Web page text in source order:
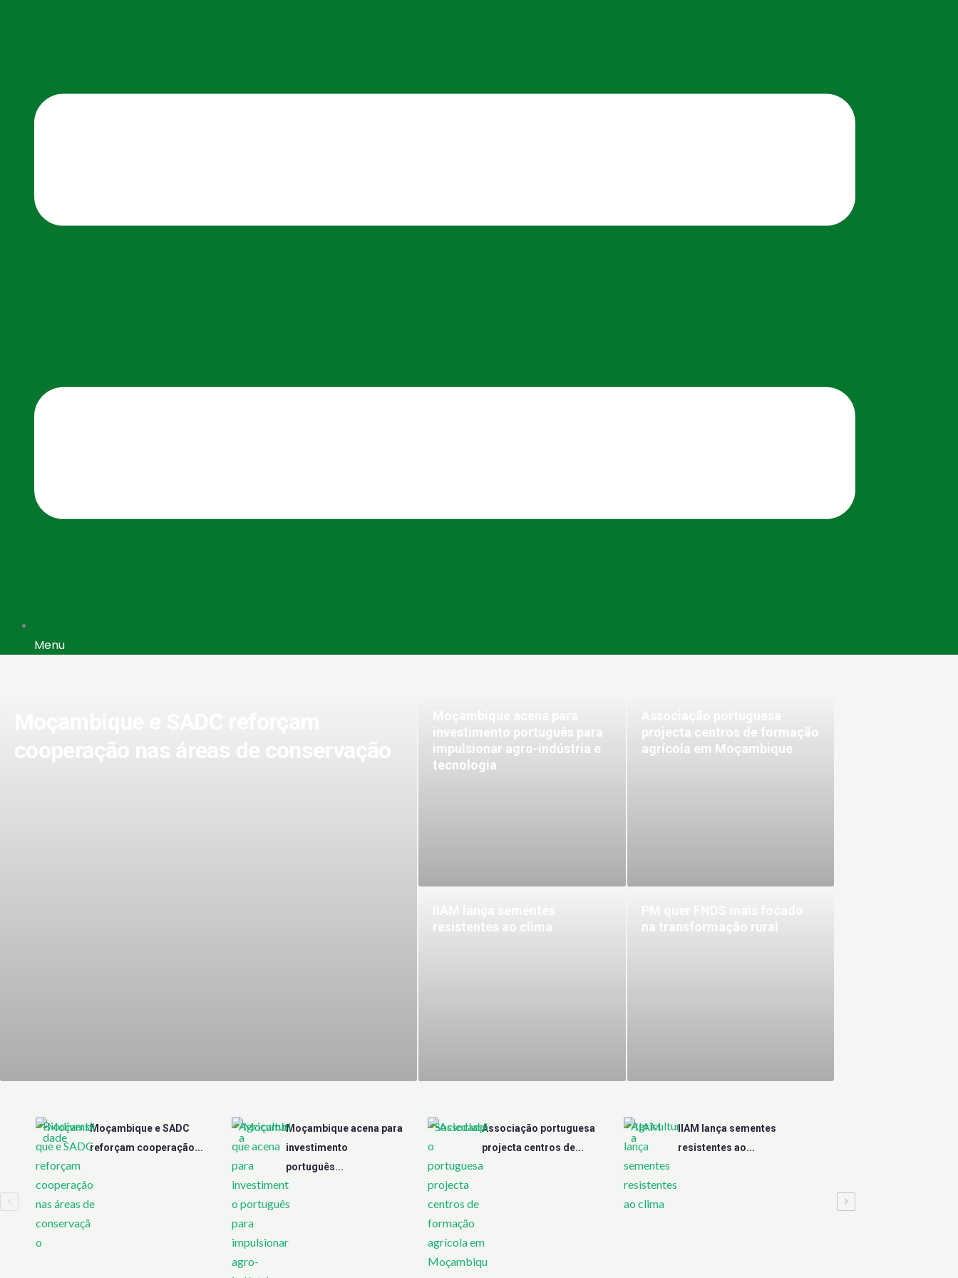
Menu
investimento português para
impulsionar agro-indústria e
tecnologia
projecta centros de formação
agrícola em Moçambique
resistentes ao clima
na transformação rural
Biodiversi
dade
Moçambique e SADC
reforçam cooperação...
Agricultur
a
Moçambique acena para
investimento
português...
SociedadeAssociação portuguesa
projecta centros de...
Agricultur
a
IIAM lança sementes
resistentes ao...